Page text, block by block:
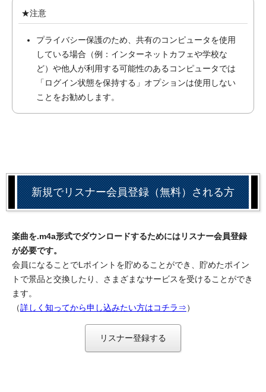
★注意
プライバシー保護のため、共有のコンピュータを使用
している場合（例：インターネットカフェや学校な
ど）や他人が利用する可能性のあるコンピュータでは
「ログイン状態を保持する」オプションは使用しない
ことをお勧めします。
新規でリスナー会員登録（無料）される方
楽曲を.m4a形式でダウンロードするためにはリスナー会員登録
が必要です。
会員になることでLポイントを貯めることができ、貯めたポイン
トで景品と交換したり、さまざまなサービスを受けることができ
ます。
（詳しく知ってから申し込みたい方はコチラ⇒）
リスナー登録する